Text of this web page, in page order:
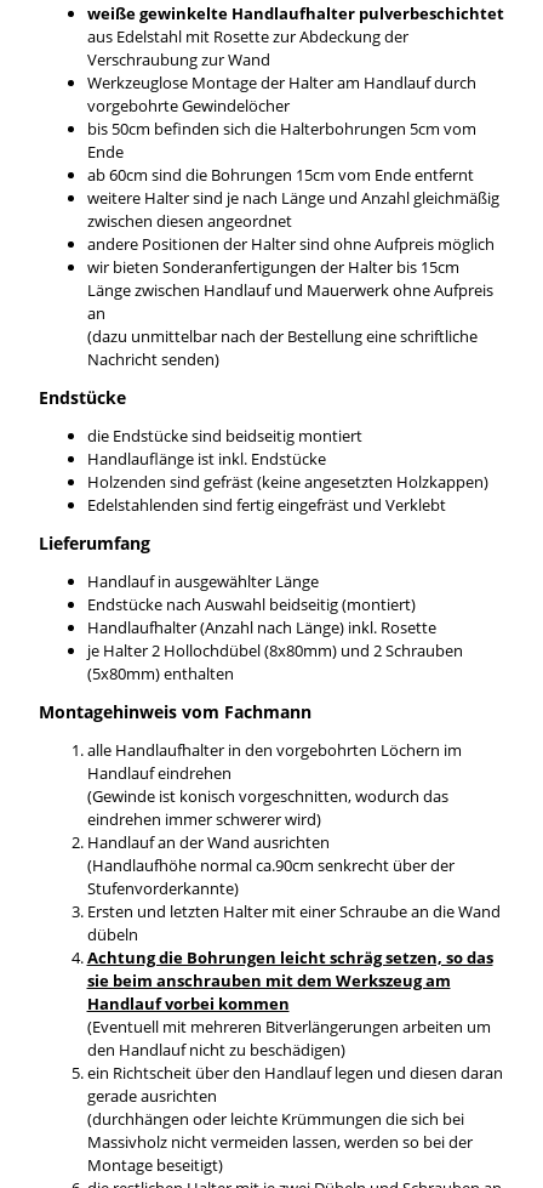
weiße gewinkelte Handlaufhalter pulverbeschichtet
aus Edelstahl mit Rosette zur Abdeckung der
Verschraubung zur Wand
Werkzeuglose Montage der Halter am Handlauf durch
vorgebohrte Gewindelöcher
bis 50cm befinden sich die Halterbohrungen 5cm vom
Ende
ab 60cm sind die Bohrungen 15cm vom Ende entfernt
weitere Halter sind je nach Länge und Anzahl gleichmäßig
zwischen diesen angeordnet
andere Positionen der Halter sind ohne Aufpreis möglich
wir bieten Sonderanfertigungen der Halter bis 15cm
Länge zwischen Handlauf und Mauerwerk ohne Aufpreis
an
(dazu unmittelbar nach der Bestellung eine schriftliche
Nachricht senden)
Endstücke
die Endstücke sind beidseitig montiert
Handlauflänge ist inkl. Endstücke
Holzenden sind gefräst (keine angesetzten Holzkappen)
Edelstahlenden sind fertig eingefräst und Verklebt
Lieferumfang
Handlauf in ausgewählter Länge
Endstücke nach Auswahl beidseitig (montiert)
Handlaufhalter (Anzahl nach Länge) inkl. Rosette
je Halter 2 Hollochdübel (8x80mm) und 2 Schrauben
(5x80mm) enthalten
Montagehinweis vom Fachmann
alle Handlaufhalter in den vorgebohrten Löchern im
Handlauf eindrehen
(Gewinde ist konisch vorgeschnitten, wodurch das
eindrehen immer schwerer wird)
Handlauf an der Wand ausrichten
(Handlaufhöhe normal ca.90cm senkrecht über der
Stufenvorderkannte)
Ersten und letzten Halter mit einer Schraube an die Wand
dübeln
Achtung die Bohrungen leicht schräg setzen, so das
sie beim anschrauben mit dem Werkszeug am
Handlauf vorbei kommen
(Eventuell mit mehreren Bitverlängerungen arbeiten um
den Handlauf nicht zu beschädigen)
ein Richtscheit über den Handlauf legen und diesen daran
gerade ausrichten
(durchhängen oder leichte Krümmungen die sich bei
Massivholz nicht vermeiden lassen, werden so bei der
Montage beseitigt)